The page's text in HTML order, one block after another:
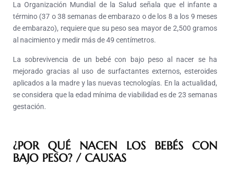
La Organización Mundial de la Salud señala que el infante a
término (37 o 38 semanas de embarazo o de los 8 a los 9 meses
de embarazo), requiere que su peso sea mayor de 2,500 gramos
al nacimiento y medir más de 49 centímetros.
La sobrevivencia de un bebé con bajo peso al nacer se ha
mejorado gracias al uso de surfactantes externos, esteroides
aplicados a la madre y las nuevas tecnologías. En la actualidad,
se considera que la edad mínima de viabilidad es de 23 semanas
gestación.
¿POR QUÉ NACEN LOS BEBÉS CON
BAJO PESO? / CAUSAS